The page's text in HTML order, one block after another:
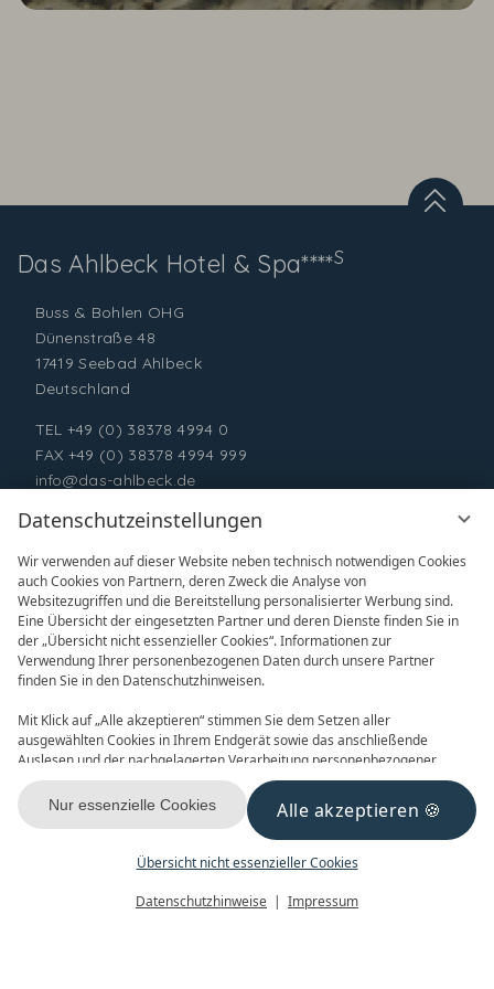
Datenschutzeinstellungen
Wir verwenden auf dieser Website neben technisch notwendigen Cookies
auch Cookies von Partnern, deren Zweck die Analyse von
Websitezugriffen und die Bereitstellung personalisierter Werbung sind.
Eine Übersicht der eingesetzten Partner und deren Dienste finden Sie in
der „Übersicht nicht essenzieller Cookies“. Informationen zur
Verwendung Ihrer personenbezogenen Daten durch unsere Partner
finden Sie in den Datenschutzhinweisen.
Mit Klick auf „Alle akzeptieren“ stimmen Sie dem Setzen aller
ausgewählten Cookies in Ihrem Endgerät sowie das anschließende
Auslesen und der nachgelagerten Verarbeitung personenbezogener
Daten (z.B. Ihrer IP-Adresse) durch uns und unseren Partnern zu. Falls
Sie damit nicht einverstanden sind, klicken Sie bitte auf „Nur essenzielle
Cookies“. Eine individuelle Auswahl können Sie unter „Übersicht nicht
essenzieller Cookies“ tätigen. Sie können Ihre Auswahl im Fußbereich
dieser Website oder in den Datenschutzhinweisen jederzeit aufrufen und
Alle akzeptieren
Nur essenzielle Cookies
Übersicht nicht essenzieller Cookies
Datenschutzhinweise Impressum
GutscheineBuchen
Das Ahlbeck Hotel & Spa****S
Buss & Bohlen OHG
Dünenstraße 48
17419 Seebad Ahlbeck
Deutschland
TEL +49 (0) 38378 4994 0
FAX +49 (0) 38378 4994 999
info@das-ahlbeck.de
ONLINE BUCHEN ANFRAGEN
GUTSCHEINE NEWSLETTER